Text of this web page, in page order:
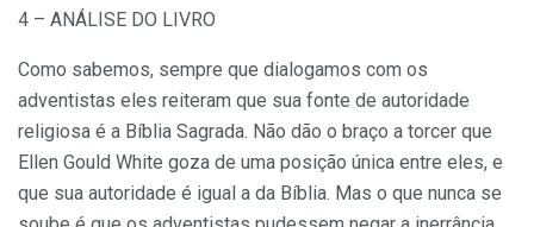
4 – ANÁLISE DO LIVRO
Como sabemos, sempre que dialogamos com os
adventistas eles reiteram que sua fonte de autoridade
religiosa é a Bíblia Sagrada. Não dão o braço a torcer que
Ellen Gould White goza de uma posição única entre eles, e
que sua autoridade é igual a da Bíblia. Mas o que nunca se